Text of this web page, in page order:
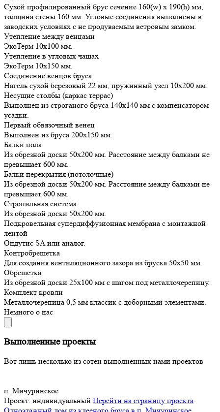
Сухой профилированный брус сечение 160(w) x 190(h) мм,
толщина стены 160 мм. Угловые соединения выполнены в
заводских условиях с не продуваемым ветровым замком.
Утепление между венцами
ЭкоТерм 10х100 мм.
Утепление в угловых чашах
ЭкоТерм 10х150 мм.
Соединение венцов бруса
Нагель сухой берёзовый 22 мм, пружинный узел 10х200 мм.
Несущие столбы (каркас террас)
Выполнен из строганого бруса 140х140 мм с компенсатором
усадки.
Первый обвязочный венец
Выполнен из бруса 200х150 мм.
Балки пола
Из обрезной доски 50х200 мм. Расстояние между балками не
превышает 600 мм.
Балки перекрытия (потолочные)
Из обрезной доски 50х200 мм. Расстояние между балками не
превышает 600 мм.
Стропильная система
Из обрезной доски 50х200 мм.
Подкровельная супердиффузионная мембрана с монтажной
лентой
Ондутис SA или аналог.
Контробрешетка
Для создания вентиляционного зазора из бруска 50х50 мм.
Обрешетка
Из обрезной доски 25х100 мм с шагом под металлочерепицу.
Комплект кровли
Металлочерепица 0,5 мм классик с доборными элементами.
Немного о нас
Выполненные проекты
Вот лишь несколько из сотен выполненных нами проектов
п. Мичуринское
Проект: индивидуальный Перейти на страницу проекта